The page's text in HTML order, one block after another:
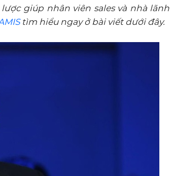
giúp nhân viên sales và nhà lãnh
tìm hiểu ngay ở bài viết dưới đây.